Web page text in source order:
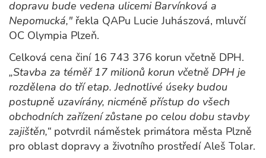
dopravu bude vedena ulicemi Barvínková a
Nepomucká," řekla QAPu Lucie Juhászová, mluvčí
OC Olympia Plzeň.
Celková cena činí 16 743 376 korun včetně DPH.
„Stavba za téměř 17 milionů korun včetně DPH je
rozdělena do tří etap. Jednotlivé úseky budou
postupně uzavírány, nicméně přístup do všech
obchodních zařízení zůstane po celou dobu stavby
zajištěn,“ potvrdil náměstek primátora města Plzně
pro oblast dopravy a životního prostředí Aleš Tolar.